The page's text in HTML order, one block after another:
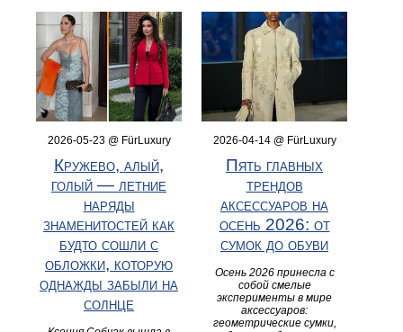
2026-05-23 @ FürLuxury
Кружево, алый,
голый — летние
наряды
знаменитостей как
будто сошли с
обложки, которую
однажды забыли на
солнце
2026-04-14 @ FürLuxury
Пять главных
трендов
аксессуаров на
осень 2026: от
сумок до обуви
Осень 2026 принесла с
собой смелые
эксперименты в мире
аксессуаров:
геометрические сумки,